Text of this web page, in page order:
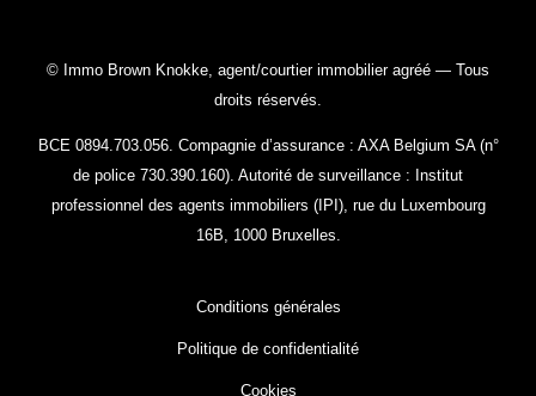
© Immo Brown Knokke, agent/courtier immobilier agréé — Tous
droits réservés.
BCE 0894.703.056. Compagnie d’assurance : AXA Belgium SA (n°
de police 730.390.160). Autorité de surveillance : Institut
professionnel des agents immobiliers (IPI), rue du Luxembourg
16B, 1000 Bruxelles.
Conditions générales
Politique de confidentialité
Cookies